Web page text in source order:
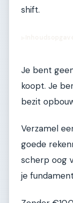
shift.
Je bent
koopt. Je
bezit
Verzamel
goede
scherp oog
je